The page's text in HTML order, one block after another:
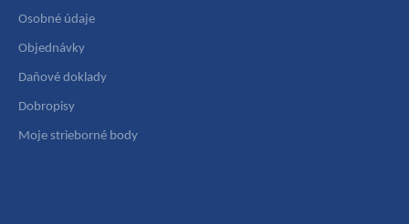
Osobné údaje
Objednávky
Daňové doklady
Dobropisy
Moje strieborné body